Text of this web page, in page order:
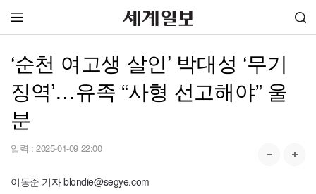
‘순천 여고생 살인’ 박대성 ‘무기
징역’…유족 “사형 선고해야” 울
분
입력 : 2025-01-09 22:00
이동준 기자 blondie@segye.com